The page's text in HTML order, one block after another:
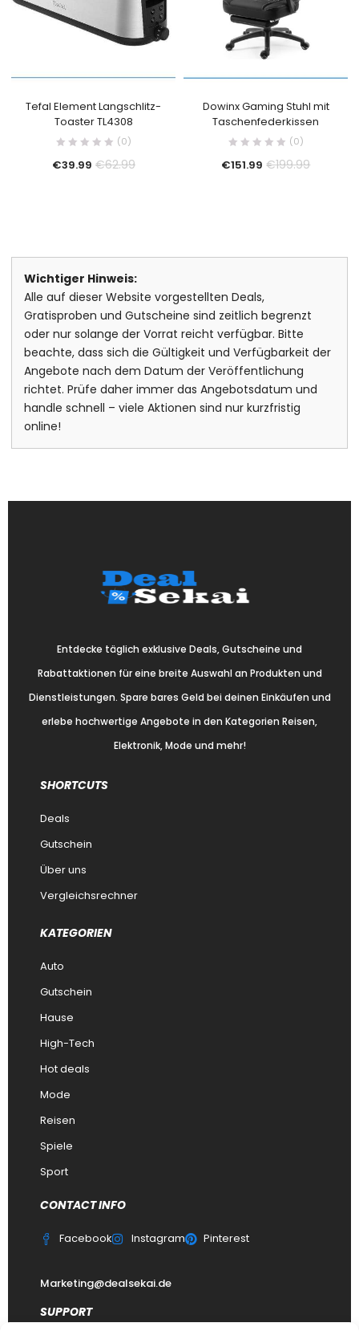
Tefal Element Langschlitz-
Toaster TL4308
(0)
€39.99 €62.99
Dowinx Gaming Stuhl mit
Taschenfederkissen
(0)
€151.99 €199.99
Wichtiger Hinweis:
Alle auf dieser Website vorgestellten Deals,
Gratisproben und Gutscheine sind zeitlich begrenzt
oder nur solange der Vorrat reicht verfügbar. Bitte
beachte, dass sich die Gültigkeit und Verfügbarkeit der
Angebote nach dem Datum der Veröffentlichung
richtet. Prüfe daher immer das Angebotsdatum und
handle schnell – viele Aktionen sind nur kurzfristig
online!
Entdecke täglich exklusive Deals, Gutscheine und
Rabattaktionen für eine breite Auswahl an Produkten und
Dienstleistungen. Spare bares Geld bei deinen Einkäufen und
erlebe hochwertige Angebote in den Kategorien Reisen,
Elektronik, Mode und mehr!
SHORTCUTS
Deals
Gutschein
Über uns
Vergleichsrechner
KATEGORIEN
Auto
Gutschein
Hause
High-Tech
Hot deals
Mode
Reisen
Spiele
Sport
CONTACT INFO
Facebook Instagram Pinterest
Marketing@dealsekai.de
SUPPORT